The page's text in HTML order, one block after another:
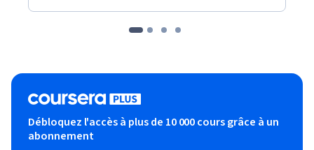
Débloquez l'accès à plus de 10 000 cours grâce à un
abonnement